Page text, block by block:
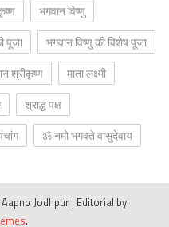
भगवान विष्णु
पूजा
भगवान विष्णु की विशेष पूजा
श्रीकृष्ण
माता लक्ष्मी
श्राद्ध पक्ष
ॐ नमो भगवते वासुदेवाय
Jodhpur | Editorial by
.